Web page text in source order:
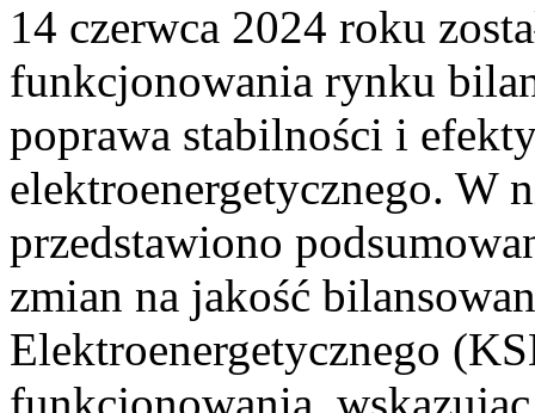
14 czerwca 2024 roku
funkcjonowania rynku
poprawa stabilności i
elektroenergetycznego. W
przedstawiono
zmian na jakość
Elektroenergetycznego